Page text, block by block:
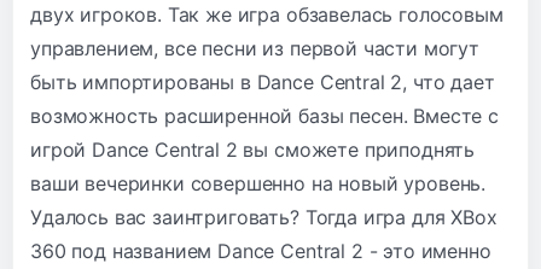
двух игроков. Так же игра обзавелась голосовым
управлением, все песни из первой части могут
быть импортированы в Dance Central 2, что дает
возможность расширенной базы песен. Вместе с
игрой Dance Central 2 вы сможете приподнять
ваши вечеринки совершенно на новый уровень.
Удалось вас заинтриговать? Тогда игра для XBox
360 под названием Dance Central 2 - это именно